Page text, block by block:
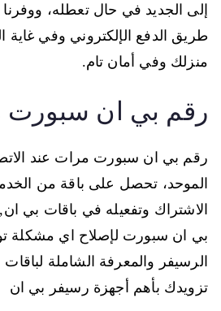
إلى الجديد في حال تعطله،
طريق الدفع الإلكتروني وفي
منزلك وفي أمان تام.
رقم بي ان سبورت
رقم بي ان سبورت مرات عند
الموحد، تحصل على باقة من
الاشتراك وتفعيله في باقات بي
بي ان سبورت لإصلاح اي مشكلة
الرسيفر والمعرفة الشاملة
تزويدك بأهم أجهزة رسيفر بي ان